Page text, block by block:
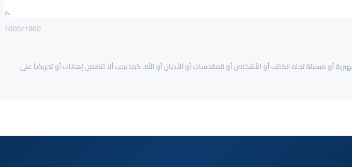
1000/1000
أو مسيئة تجاه الكاتب أو الأشخاص أو المقدسات أو الأديان أو الله. كما يجب ألا تتضمن إهانات أو تحريضاً على